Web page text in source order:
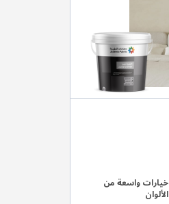
خيارات واسعة من
الألوان